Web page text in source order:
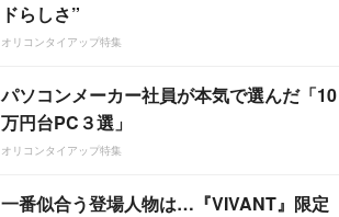
ドらしさ”
オリコンタイアップ特集
パソコンメーカー社員が本気で選んだ「10
万円台PC３選」
オリコンタイアップ特集
一番似合う登場人物は…『VIVANT』限定